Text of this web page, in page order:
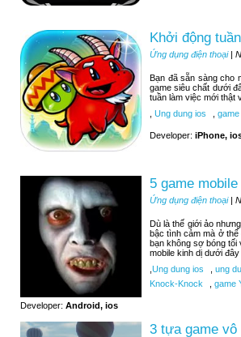
Khởi động
Ứng dụng điện thoại|
Bạn đã sẵn sàng cho
game siêu chất dưới
tuần làm việc mới thật
Ung dung ios game
Developer: iPhone,
5 game
Ứng dụng điện thoại|
Dù là thế giới ảo
bậc tình cảm mà ở
bạn không sợ bóng tối
mobile kinh dị dưới đây
Ung dung ios ung
Knock-Knock
game
Developer: Android, ios
3 tựa game vô